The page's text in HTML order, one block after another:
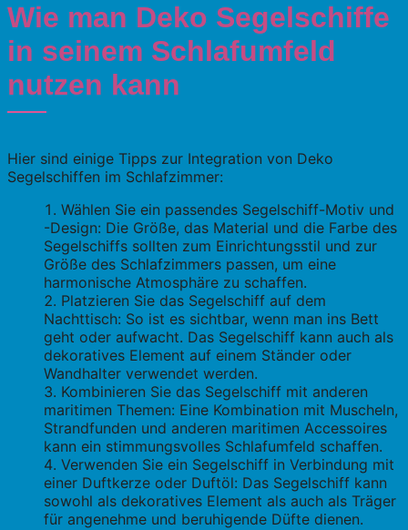
Wie man Deko Segelschiffe
in seinem Schlafumfeld
nutzen kann
Hier sind einige Tipps zur Integration von Deko
Segelschiffen im Schlafzimmer:
Wählen Sie ein passendes Segelschiff-Motiv und
-Design: Die Größe, das Material und die Farbe des
Segelschiffs sollten zum Einrichtungsstil und zur
Größe des Schlafzimmers passen, um eine
harmonische Atmosphäre zu schaffen.
Platzieren Sie das Segelschiff auf dem
Nachttisch: So ist es sichtbar, wenn man ins Bett
geht oder aufwacht. Das Segelschiff kann auch als
dekoratives Element auf einem Ständer oder
Wandhalter verwendet werden.
Kombinieren Sie das Segelschiff mit anderen
maritimen Themen: Eine Kombination mit Muscheln,
Strandfunden und anderen maritimen Accessoires
kann ein stimmungsvolles Schlafumfeld schaffen.
Verwenden Sie ein Segelschiff in Verbindung mit
einer Duftkerze oder Duftöl: Das Segelschiff kann
sowohl als dekoratives Element als auch als Träger
für angenehme und beruhigende Düfte dienen.